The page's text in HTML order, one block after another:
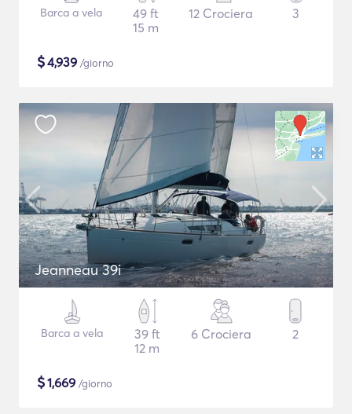
Barca a vela
49 ft
15 m
12 Crociera 3
$4,939 /giorno
Jeanneau 39i
Barca a vela
39 ft
12 m
6 Crociera 2
$1,669 /giorno